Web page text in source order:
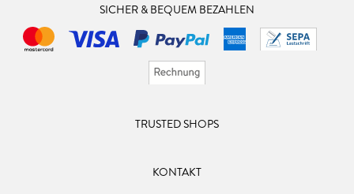
SICHER & BEQUEM BEZAHLEN
TRUSTED SHOPS
KONTAKT